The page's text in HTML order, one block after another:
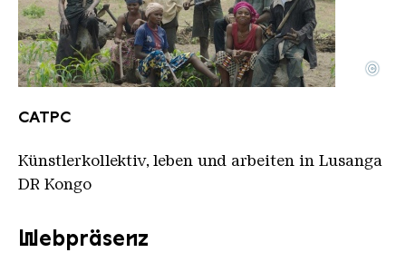
CATPC against White Cube background LR
Copyright: CATPC
©
CATPC
Künstlerkollektiv, leben und arbeiten in Lusanga
DR Kongo
Webpräsenz